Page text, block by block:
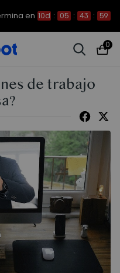
en 10d : 05 : 43 : 59
0
de trabajo